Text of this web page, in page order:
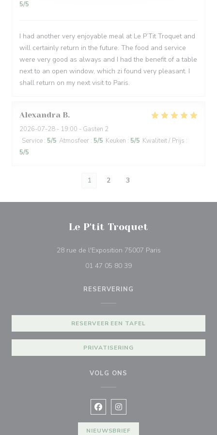
5/5
I had another very enjoyable meal at Le P’Tit Troquet and
will certainly return in the future. The food and service
were very good as always and I had the benefit of a table
next to an open window, which zi found very pleasant. I
shall return on my next visit to Paris.
Alexandra B
2026-07-28 - 19:00 - Gasten 2
Service : 5/5 Atmosfeer : 5/5 Keuken : 5/5 Kwaliteit / Prijs :
5/5
1 2 3
Le P'tit Troquet
28 rue de l'Exposition 75007 Paris((opent in een
01 47 05 80 39
RESERVERING
RESERVEER EEN TAFEL
PRIVATISERING
VOLG ONS
Facebook ((opent in een nieuw
Instagram ((opent in een
NIEUWSBRIEF